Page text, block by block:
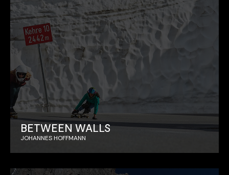
BETWEEN WALLS
JOHANNES HOFFMANN